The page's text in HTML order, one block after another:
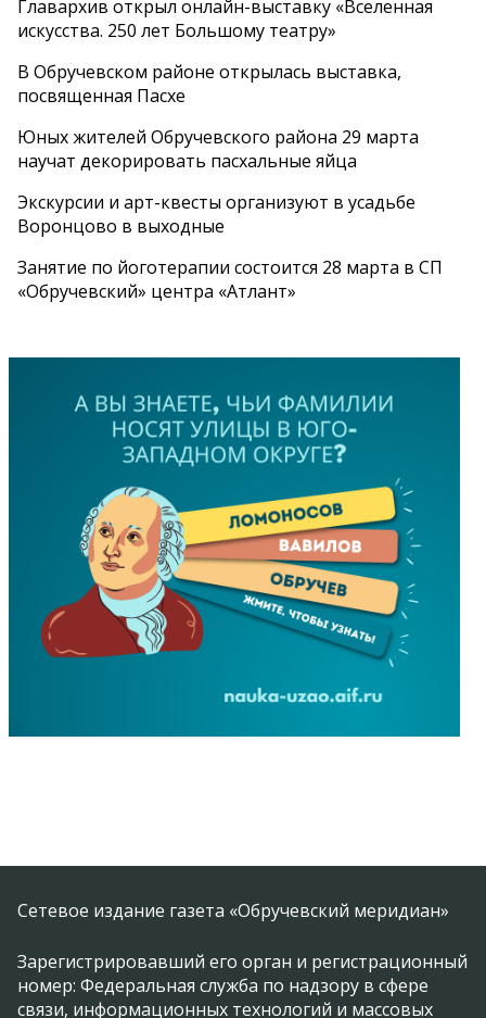
Главархив открыл онлайн-выставку «Вселенная
искусства. 250 лет Большому театру»
В Обручевском районе открылась выставка,
посвященная Пасхе
Юных жителей Обручевского района 29 марта
научат декорировать пасхальные яйца
Экскурсии и арт-квесты организуют в усадьбе
Воронцово в выходные
Занятие по йоготерапии состоится 28 марта в СП
«Обручевский» центра «Атлант»
Сетевое издание газета «Обручевский меридиан»
Зарегистрировавший его орган и регистрационный
номер: Федеральная служба по надзору в сфере
связи, информационных технологий и массовых